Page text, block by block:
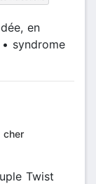
en
syndrome
cher
Twist